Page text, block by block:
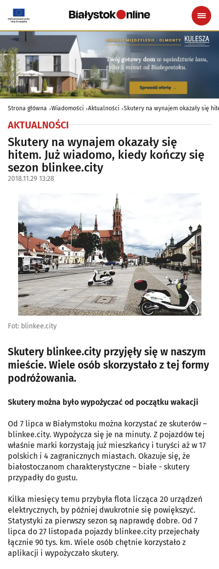
Strona główna Wiadomości Aktualności Skutery na wynajem okazały się
AKTUALNOŚCI
Skutery na wynajem okazały się
hitem. Już wiadomo, kiedy kończy się
sezon blinkee.city
2018.11.29 13:28
Fot: blinkee.city
Skutery blinkee.city przyjęły się w naszym
mieście. Wiele osób skorzystało z tej formy
podróżowania.
Skutery można było wypożyczać od początku wakacji
Od 7 lipca w Białymstoku można korzystać ze skuterów –
blinkee.city. Wypożycza się je na minuty. Z pojazdów tej
właśnie marki korzystają już mieszkańcy i turyści aż w 17
polskich i 4 zagranicznych miastach. Okazuje się, że
białostoczanom charakterystyczne – białe - skutery
przypadły do gustu.
Kilka miesięcy temu przybyła flota licząca 20 urządzeń
elektrycznych, by później dwukrotnie się powiększyć.
Statystyki za pierwszy sezon są naprawdę dobre. Od 7
lipca do 27 listopada pojazdy blinkee.city przejechały
łącznie 90 tys. km. Wiele osób chętnie korzystało z
aplikacji i wypożyczało skutery.